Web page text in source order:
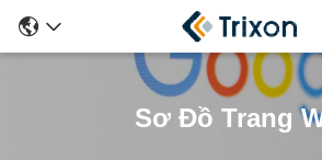
Sơ Đồ Trang